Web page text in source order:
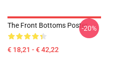
The Front Bottoms Poster
€ 18,21 - € 42,22
-20%